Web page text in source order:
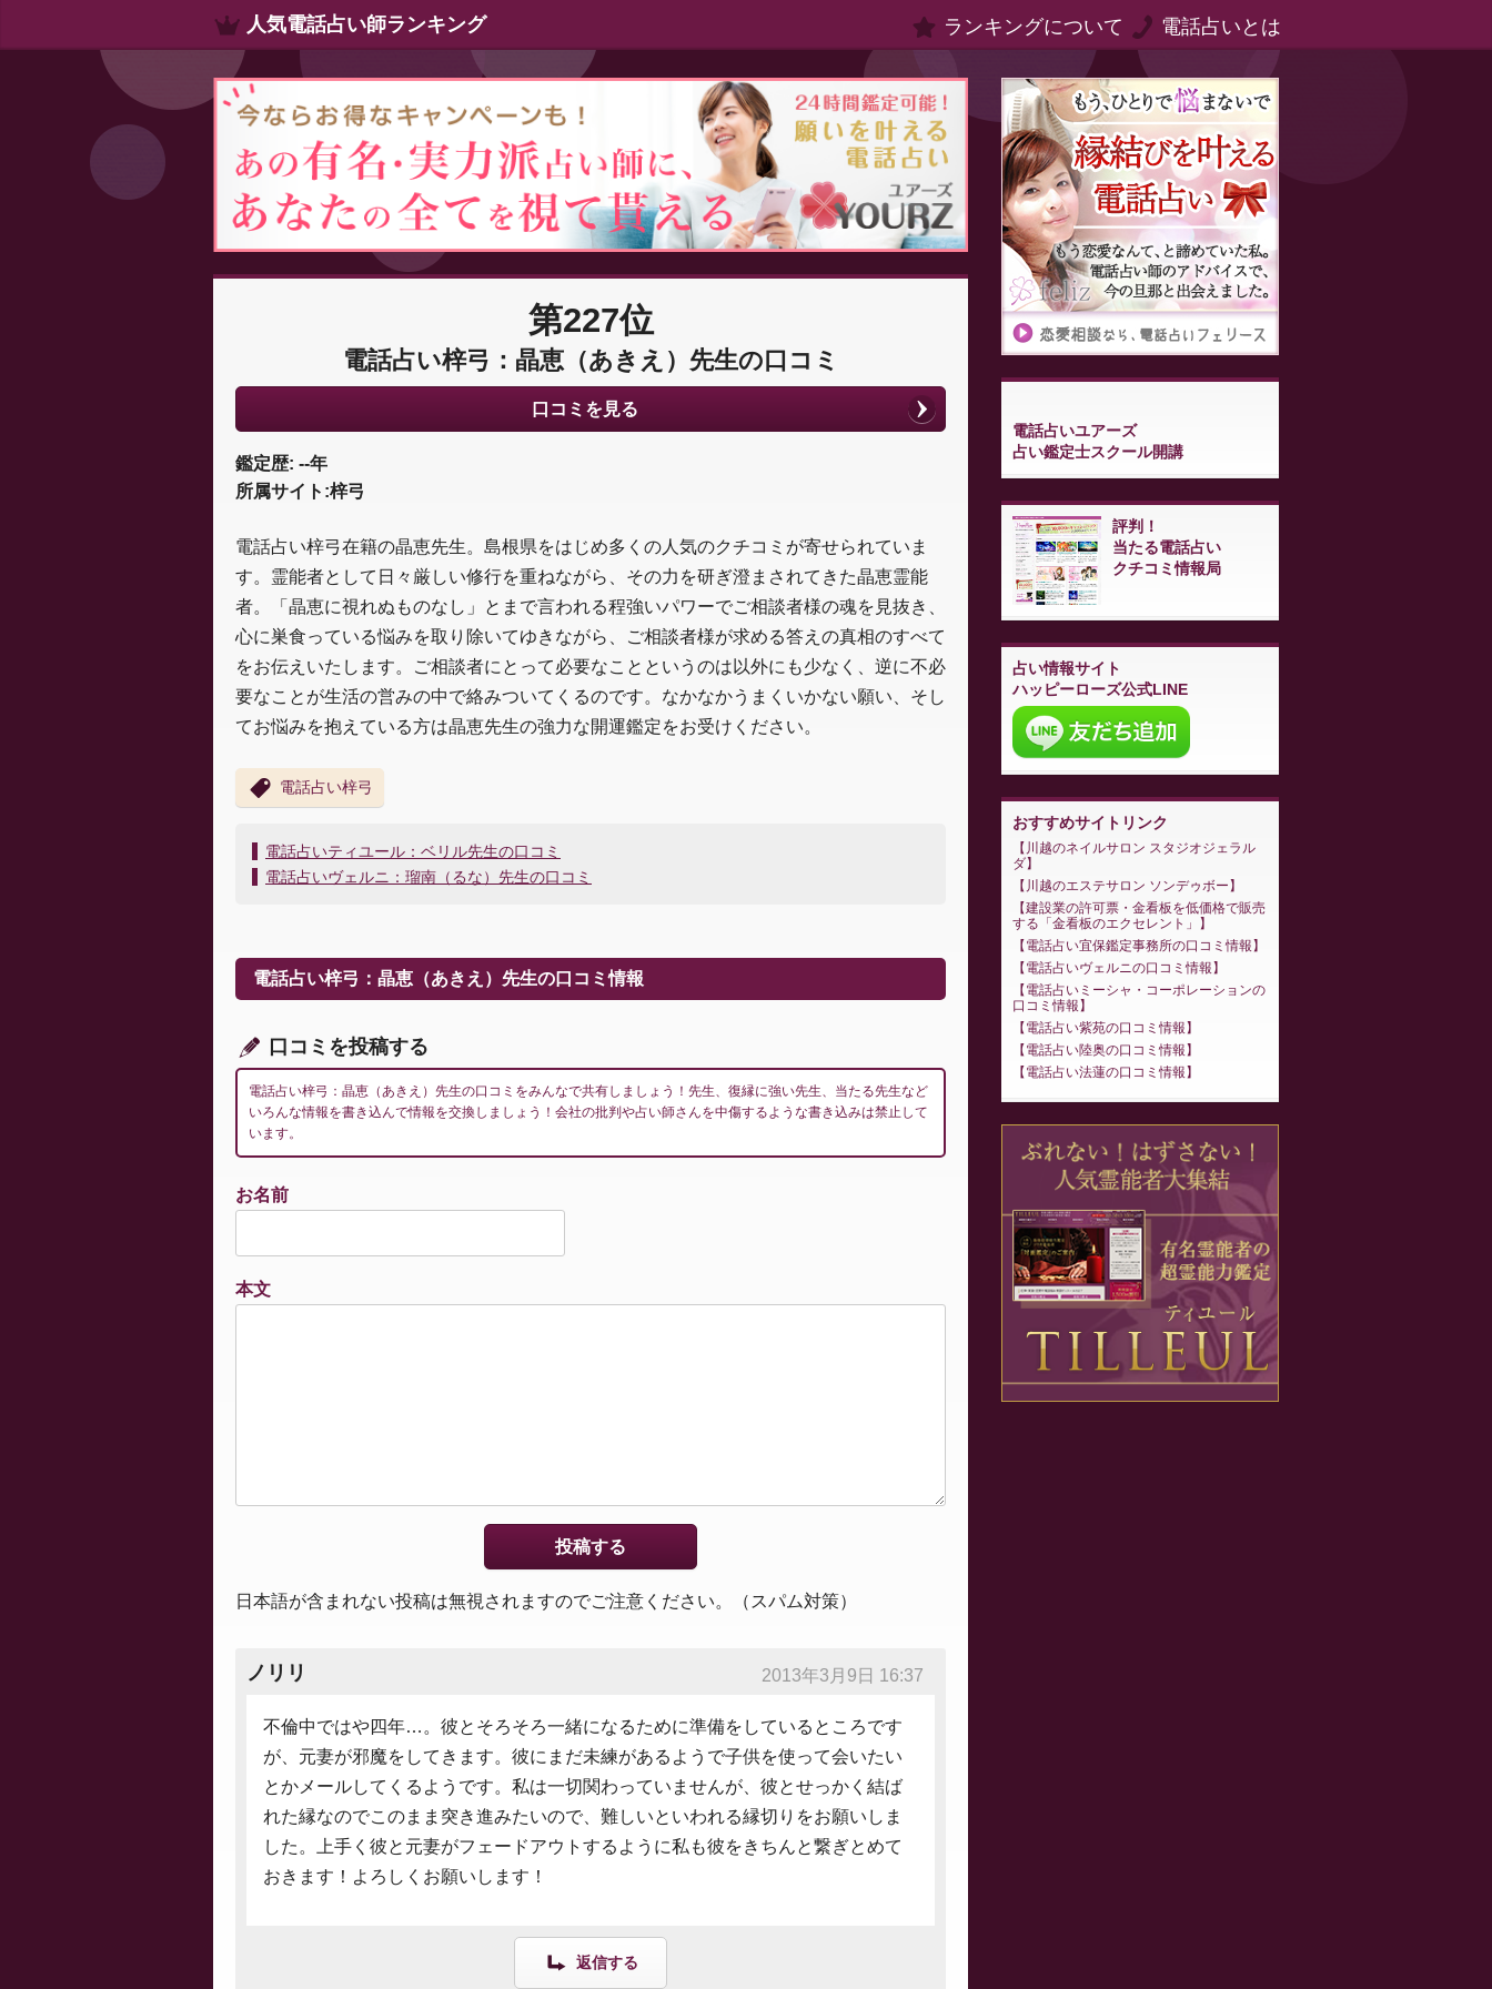
人気電話占い師ランキング ランキングについて 電話占いとは
第227位
電話占い梓弓：晶恵（あきえ）先生の口コミ
口コミを見る
鑑定歴: --年
所属サイト:梓弓
電話占い梓弓在籍の晶恵先生。島根県をはじめ多くの人気のクチコミが寄せられていま
す。霊能者として日々厳しい修行を重ねながら、その力を研ぎ澄まされてきた晶恵霊能
者。「晶恵に視れぬものなし」とまで言われる程強いパワーでご相談者様の魂を見抜き、
心に巣食っている悩みを取り除いてゆきながら、ご相談者様が求める答えの真相のすべて
をお伝えいたします。ご相談者にとって必要なことというのは以外にも少なく、逆に不必
要なことが生活の営みの中で絡みついてくるのです。なかなかうまくいかない願い、そし
てお悩みを抱えている方は晶恵先生の強力な開運鑑定をお受けください。
電話占い梓弓
投
稿
ー
シ
ン
電話占いティユール：ベリル先生の口コミ
電話占いヴェルニ：瑠南（るな）先生の口コミ
電話占い梓弓：晶恵（あきえ）先生の口コミ情報
口コミを投稿する
電話占い梓弓：晶恵（あきえ）先生の口コミをみんなで共有しましょう！先生、復縁に強い先生、当たる先生など
いろんな情報を書き込んで情報を交換しましょう！会社の批判や占い師さんを中傷するような書き込みは禁止して
います。
お名前
本文
日本語が含まれない投稿は無視されますのでご注意ください。（スパム対策）
ノリリ 2013年3月9日 16:37
不倫中ではや四年…。彼とそろそろ一緒になるために準備をしているところです
が、元妻が邪魔をしてきます。彼にまだ未練があるようで子供を使って会いたい
とかメールしてくるようです。私は一切関わっていませんが、彼とせっかく結ば
れた縁なのでこのまま突き進みたいので、難しいといわれる縁切りをお願いしま
した。上手く彼と元妻がフェードアウトするように私も彼をきちんと繋ぎとめて
おきます！よろしくお願いします！
返信する
電話占いユアーズ
占い鑑定士スクール開講
評判！
当たる電話占い
クチコミ情報局
占い情報サイト
ハッピーローズ公式LINE
おすすめサイトリンク
川越のネイルサロン スタジオジェラル
ダ
川越のエステサロン ソンデゥボー
建設業の許可票・金看板を低価格で販売
する「金看板のエクセレント」
電話占い宜保鑑定事務所の口コミ情報
電話占いヴェルニの口コミ情報
電話占いミーシャ・コーポレーションの
口コミ情報
電話占い紫苑の口コミ情報
電話占い陸奥の口コミ情報
電話占い法蓮の口コミ情報